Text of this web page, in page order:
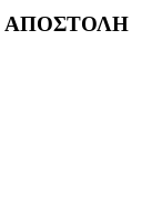
ΑΠΟΣΤΟΛΗ